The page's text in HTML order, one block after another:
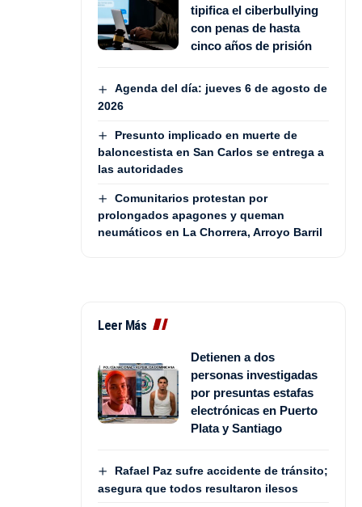
tipifica el ciberbullying
con penas de hasta
cinco años de prisión
Agenda del día: jueves 6 de agosto de
2026
Presunto implicado en muerte de
baloncestista en San Carlos se entrega a
las autoridades
Comunitarios protestan por
prolongados apagones y queman
neumáticos en La Chorrera, Arroyo Barril
Leer Más
Detienen a dos
personas investigadas
por presuntas estafas
electrónicas en Puerto
Plata y Santiago
Rafael Paz sufre accidente de tránsito;
asegura que todos resultaron ilesos